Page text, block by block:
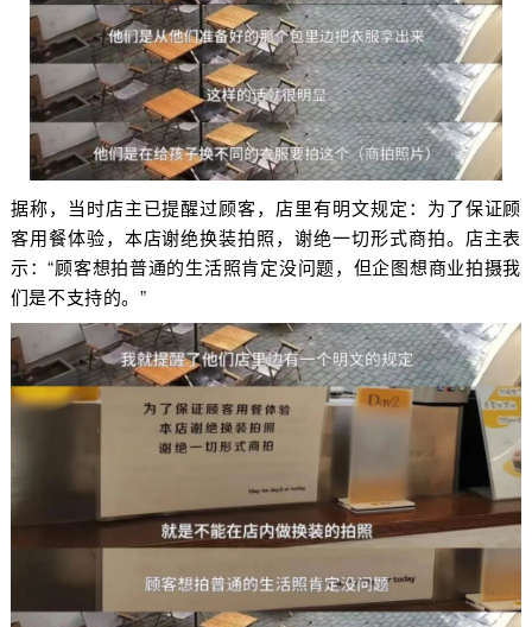
据称，当时店主已提醒过顾客，店里有明文规定：为了保证顾
客用餐体验，本店谢绝换装拍照，谢绝一切形式商拍。店主表
示：“顾客想拍普通的生活照肯定没问题，但企图想商业拍摄我
们是不支持的。”